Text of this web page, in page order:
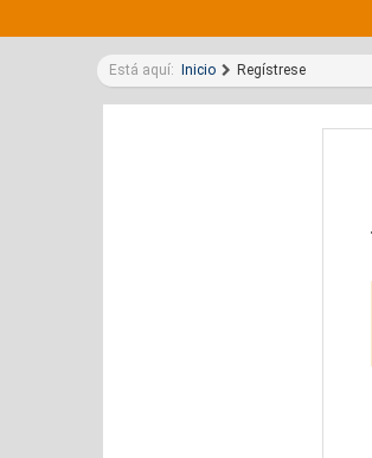
Está aquí: Inicio Regístrese